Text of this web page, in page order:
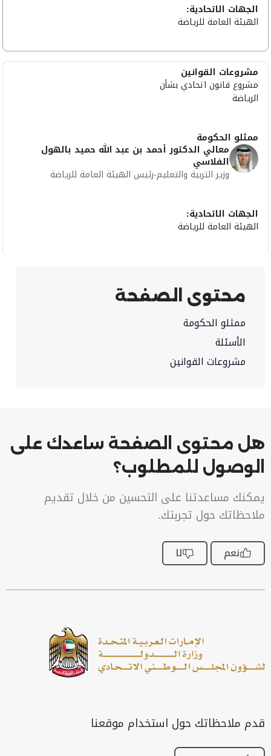
الجهات الاتحادية:
الهيئة العامة للرياضة
مشروعات القوانين
مشروع قانون اتحادي بشأن
الرياضة
ممثلو الحكومة
معالي الدكتور أحمد بن عبد الله حميد بالهول
الفلاسي
وزير التربية والتعليم-رئيس الهيئة العامة للرياضة
الجهات الاتحادية:
الهيئة العامة للرياضة
محتوى الصفحة
ممثلو الحكومة
الأسئلة
مشروعات القوانين
هل محتوى الصفحة ساعدك على
الوصول للمطلوب؟
يمكنك مساعدتنا على التحسين من خلال تقديم
ملاحظاتك حول تجربتك.
نعم لا
قدم ملاحظاتك حول استخدام موقعنا